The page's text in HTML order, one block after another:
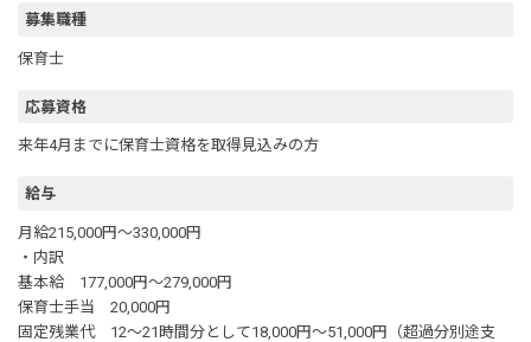
募集職種
保育士
応募資格
来年4月までに保育士資格を取得見込みの方
給与
月給215,000円～330,000円
・内訳
基本給 177,000円～279,000円
保育士手当 20,000円
固定残業代 12～21時間分として18,000円～51,000円（超過分別途支